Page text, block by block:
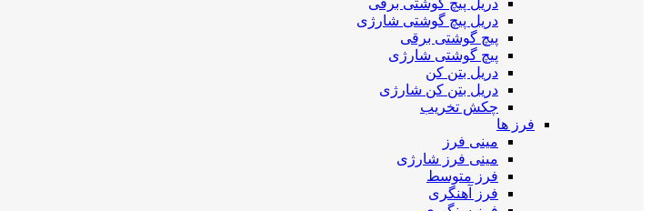
دریل پیچ گوشتی برقی
دریل پیچ گوشتی شارژی
پیچ گوشتی برقی
پیچ گوشتی شارژی
دریل بتن کن
دریل بتن کن شارژی
چکش تخریب
فرز ها
مینی فرز
مینی فرز شارژی
فرز متوسط
فرز آهنگری